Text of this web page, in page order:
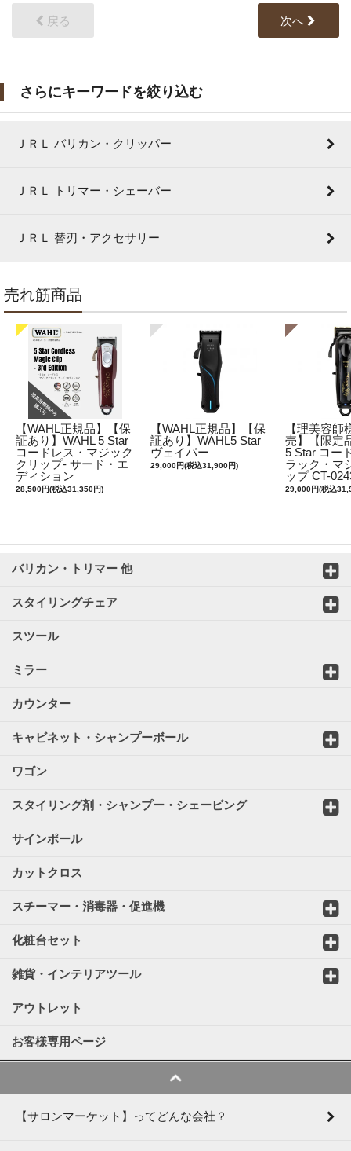
戻る 次へ
さらにキーワードを絞り込む
ＪＲＬ バリカン・クリッパー
ＪＲＬ トリマー・シェーバー
ＪＲＬ 替刃・アクセサリー
売れ筋商品
【WAHL正規品】【保
証あり】WAHL 5 Star
コードレス・マジック
クリップ- サード・エ
ディション
28,500円(税込31,350円)
【WAHL正規品】【保
証あり】WAHL5 Star
ヴェイパー
29,000円(税込31,900円)
【理美容師
売】【限定
5 Star コー
ラック・マ
ップ CT-
29,000円(税込
バリカン・トリマー 他
スタイリングチェア
スツール
ミラー
カウンター
キャビネット・シャンプーボール
ワゴン
スタイリング剤・シャンプー・シェービング
サインポール
カットクロス
スチーマー・消毒器・促進機
化粧台セット
雑貨・インテリアツール
アウトレット
お客様専用ページ
【サロンマーケット】ってどんな会社？